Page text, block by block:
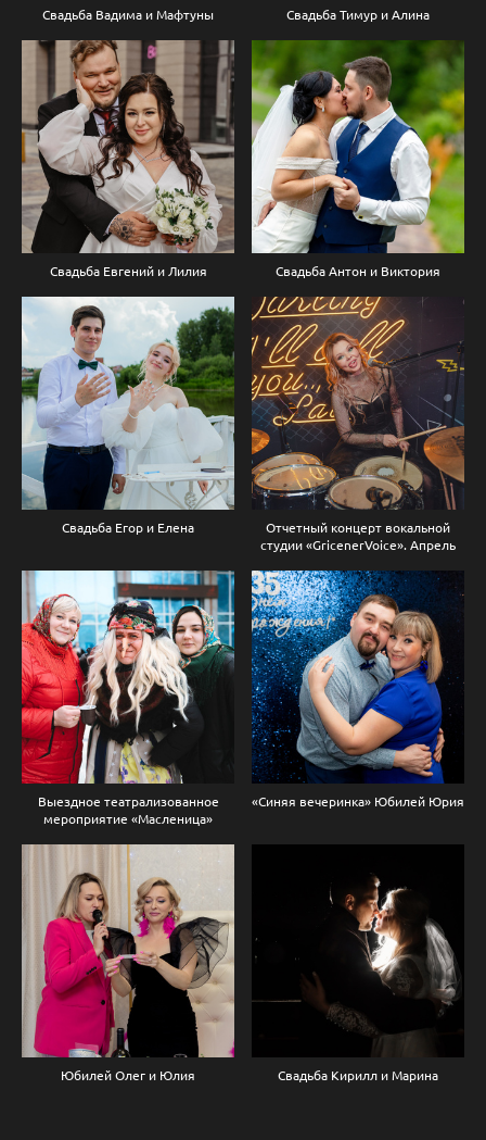
Свадьба Вадима и Мафтуны Свадьба Тимур и Алина
Свадьба Евгений и Лилия Свадьба Антон и Виктория
Свадьба Егор и Елена
Отчетный концерт вокальной
студии «GricenerVoice». Апрель
Выездное театрализованное
мероприятие «Масленица»
«Синяя вечеринка» Юбилей Юрия
Юбилей Олег и Юлия Свадьба Кирилл и Марина